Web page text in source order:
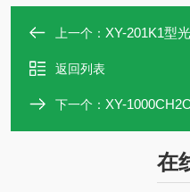
上一个： XY-201K1型
返回列表
下一个： XY-1000CH2O
在